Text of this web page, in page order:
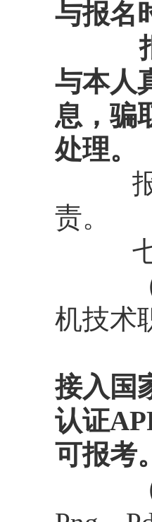
与报名
与本人
息，骗
处理。
报考
责。
七、
（一
机技术
接入国
认证
可报考。
（三